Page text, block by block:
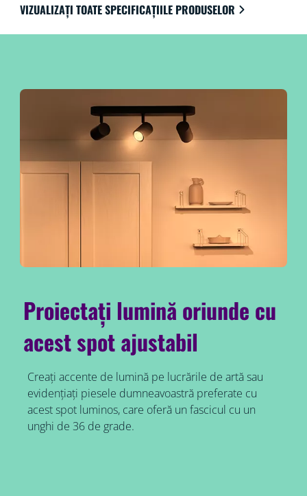
VIZUALIZAȚI TOATE SPECIFICAȚIILE PRODUSELOR
Proiectați lumină oriunde cu
acest spot ajustabil
Creați accente de lumină pe lucrările de artă sau
evidențiați piesele dumneavoastră preferate cu
acest spot luminos, care oferă un fascicul cu un
unghi de 36 de grade.